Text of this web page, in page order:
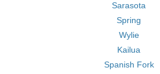
Sarasota
Spring
Wylie
Kailua
Spanish Fork